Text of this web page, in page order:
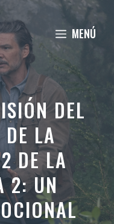
MENÚ
DEL
LA
DE LA
2: UN